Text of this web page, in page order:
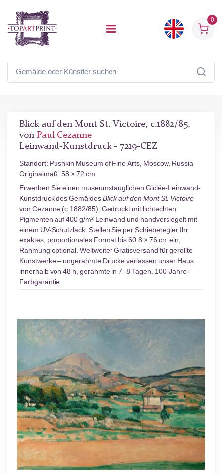
0
Blick auf den Mont St. Victoire, c.1882/85,
von Paul Cezanne
Leinwand-Kunstdruck - 7219-CEZ
Standort: Pushkin Museum of Fine Arts, Moscow, Russia
Originalmaß: 58 × 72 cm
Erwerben Sie einen museumstauglichen Giclée-Leinwand-
Kunstdruck des GemäldesBlick auf den Mont St. Victoire
von Cezanne (c.1882/85). Gedruckt mit lichtechten
Pigmenten auf 400 g/m² Leinwand und handversiegelt mit
einem UV-Schutzlack. Stellen Sie per Schieberegler Ihr
exaktes, proportionales Format bis 60.8 × 76 cm ein;
Rahmung optional. Weltweiter Gratisversand für gerollte
Kunstwerke – ungerahmte Drucke verlassen unser Haus
innerhalb von 48 h, gerahmte in 7–8 Tagen. 100-Jahre-
Farbgarantie.